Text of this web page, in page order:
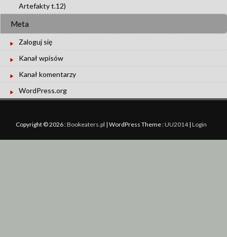
Artefakty t.12)
Meta
Zaloguj się
Kanał wpisów
Kanał komentarzy
WordPress.org
Copyright © 2026 :Bookeaters.pl | WordPress Theme :UU2014 | Login